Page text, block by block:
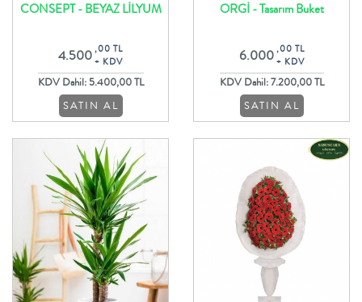
CONSEPT - BEYAZ LİLYUM
4.500 ,00 TL
+ KDV
KDV Dahil: 5.400,00 TL
SATIN AL
ORGİ - Tasarım Buket
6.000 ,00 TL
+ KDV
KDV Dahil: 7.200,00 TL
SATIN AL